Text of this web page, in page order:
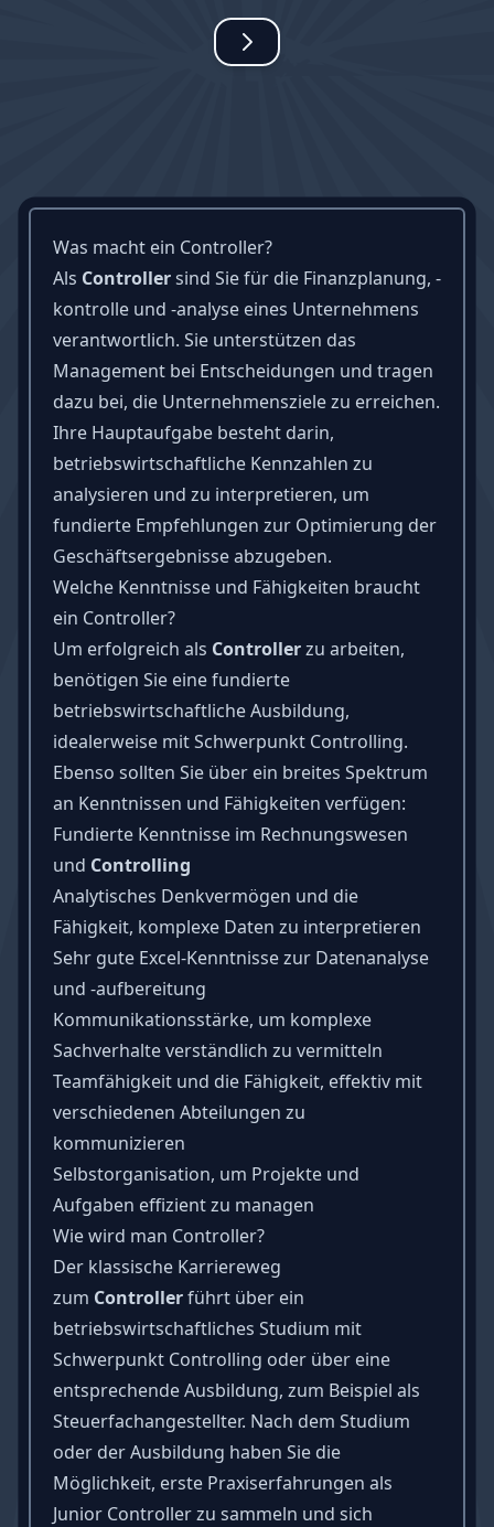
Was macht ein Controller?
Als Controllersind Sie für die Finanzplanung, -
kontrolle und -analyse eines Unternehmens
verantwortlich. Sie unterstützen das
Management bei Entscheidungen und tragen
dazu bei, die Unternehmensziele zu erreichen.
Ihre Hauptaufgabe besteht darin,
betriebswirtschaftliche Kennzahlen zu
analysieren und zu interpretieren, um
fundierte Empfehlungen zur Optimierung der
Geschäftsergebnisse abzugeben.
Welche Kenntnisse und Fähigkeiten braucht
ein Controller?
Um erfolgreich als Controllerzu arbeiten,
benötigen Sie eine fundierte
betriebswirtschaftliche Ausbildung,
idealerweise mit Schwerpunkt Controlling.
Ebenso sollten Sie über ein breites Spektrum
an Kenntnissen und Fähigkeiten verfügen:
Fundierte Kenntnisse im Rechnungswesen
und Controlling
Analytisches Denkvermögen und die
Fähigkeit, komplexe Daten zu interpretieren
Sehr gute Excel-Kenntnisse zur Datenanalyse
und -aufbereitung
Kommunikationsstärke, um komplexe
Sachverhalte verständlich zu vermitteln
Teamfähigkeit und die Fähigkeit, effektiv mit
verschiedenen Abteilungen zu
kommunizieren
Selbstorganisation, um Projekte und
Aufgaben effizient zu managen
Wie wird man Controller?
Der klassische Karriereweg
zum Controllerführt über ein
betriebswirtschaftliches Studium mit
Schwerpunkt Controlling oder über eine
entsprechende Ausbildung, zum Beispiel als
Steuerfachangestellter. Nach dem Studium
oder der Ausbildung haben Sie die
Möglichkeit, erste Praxiserfahrungen als
Junior Controller zu sammeln und sich